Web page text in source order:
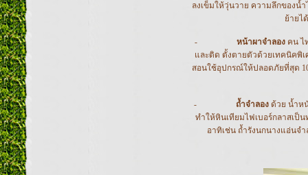
ลงเข็มให้วุ่นวาย ความลึกของน้
ย้ายไ
-หน้าผาจำลอง คน ไ
และติด ตั้งตายตัวด้วยเทคนิคพิ
สอนใช้อุปกรณ์ให้ปลอดภัยที่สุด
- ถ้ำจำลอง ด้วย น้ำห
ทำให้หินเทียมไฟเบอร์กลาสเป็
อาทิเช่น ถ้ำรังนกนางแอ่น